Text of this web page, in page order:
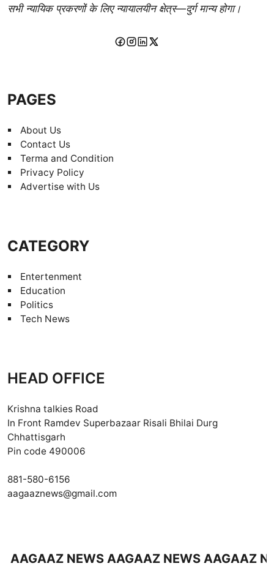
सभी न्यायिक प्रकरणों के लिए न्यायालयीन क्षेत्र—दुर्ग मान्य होगा।
PAGES
About Us
Contact Us
Terma and Condition
Privacy Policy
Advertise with Us
CATEGORY
Entertenment
Education
Politics
Tech News
HEAD OFFICE
Krishna talkies Road
In Front Ramdev Superbazaar Risali Bhilai Durg
Chhattisgarh
Pin code 490006
881-580-6156
aagaaznews@gmail.com
NEWS AAGAAZ NEWS AAGAAZ NEWS